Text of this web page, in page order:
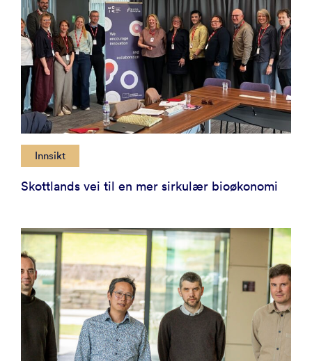
Innsikt
Skottlands vei til en mer sirkulær bioøkonomi